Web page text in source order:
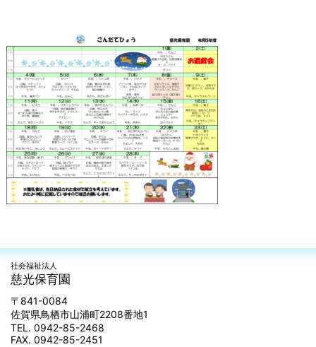
社会福祉法人
慈光保育園
〒841-0084
佐賀県鳥栖市山浦町2208番地1
TEL. 0942-85-2468
FAX. 0942-85-2451